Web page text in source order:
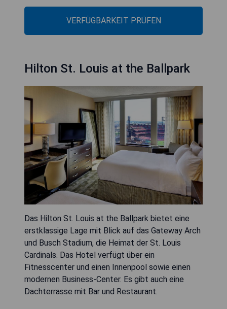
VERFÜGBARKEIT PRÜFEN
Hilton St. Louis at the Ballpark
Das Hilton St. Louis at the Ballpark bietet eine
erstklassige Lage mit Blick auf das Gateway Arch
und Busch Stadium, die Heimat der St. Louis
Cardinals. Das Hotel verfügt über ein
Fitnesscenter und einen Innenpool sowie einen
modernen Business-Center. Es gibt auch eine
Dachterrasse mit Bar und Restaurant.